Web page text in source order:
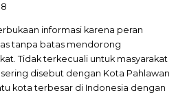
informasi karena peran
tanpa batas mendorong
Tidak terkecuali untuk masyarakat
disebut dengan Kota Pahlawan
kota terbesar di Indonesia dengan